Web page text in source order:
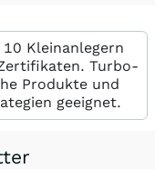
Kleinanlegern
Turbo-
Produkte und
geeignet.